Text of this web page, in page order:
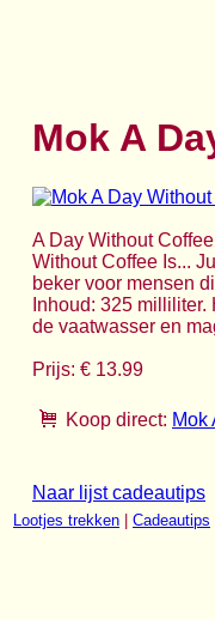
Mok A
A Day Without
Without Coffee Is...
beker voor mensen
Inhoud: 325
de vaatwasser en
Prijs: € 13.99
Koop direct: Mok
Naar lijst cadeautips
Lootjes trekken Cadeautips